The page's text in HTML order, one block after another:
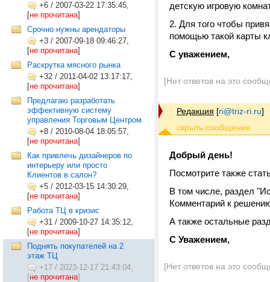
+6 / 2007-03-22 17:35:45,
[не прочитана]
Срочно нужны арендаторы
+3 / 2007-09-18 09:46:27,
[не прочитана]
Раскрутка мясного рынка
+32 / 2011-04-02 13:17:17,
[не прочитана]
Предлагаю разработать
эффективную систему
управления Торговым Центром
+8 / 2010-08-04 18:05:57,
[не прочитана]
Как привлечь дизайнеров по
интерьеру или просто
Клиентов в салон?
+5 / 2012-03-15 14:30:29,
[не прочитана]
Работа ТЦ в кризис
+31 / 2009-10-27 14:35:12,
[не прочитана]
Поднять покупателей на 2
этаж ТЦ
+17 / 2023-12-17 21:43:04,
[не прочитана]
детскую игровую
2. Для того чтобы
помощью такой карты
С уважением,
[Нет ответов на это
Редакция [ri@triz-ri.ru]
Добрый день!
Посмотрите также
В том числе, раздел
Комментарий к
А также остальные
С Уважением,
[Нет ответов на это